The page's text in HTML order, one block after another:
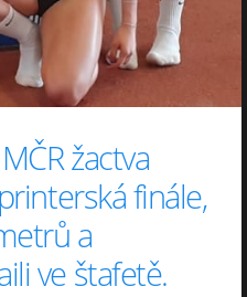
žactva
finále,
a
ve štafetě.